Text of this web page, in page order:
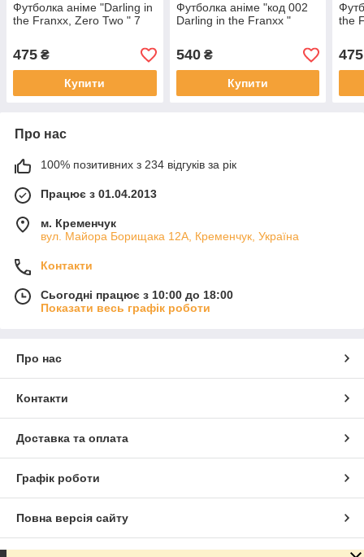
Футболка аніме "Darling in
the Franxx, Zero Two " 7
475 ₴
Купити
Футболка аніме "код 002
Darling in the Franxx "
540₴
Купити
the
475
Про нас
100% позитивних з 234 відгуків за рік
Працює з 01.04.2013
м. Кременчук
вул. Майора Борищака 12А, Кременчук, Україна
Контакти
Сьогодні працює з 10:00 до 18:00
Показати весь графік роботи
Про нас
Контакти
Доставка та оплата
Графік роботи
Повна версія сайту